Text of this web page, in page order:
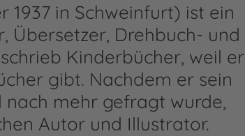
1937 in Schweinfurt) ist ein
Übersetzer, Drehbuch- und
Kinderbücher, weil er
gibt. Nachdem er sein
mehr gefragt wurde,
Autor und Illustrator.